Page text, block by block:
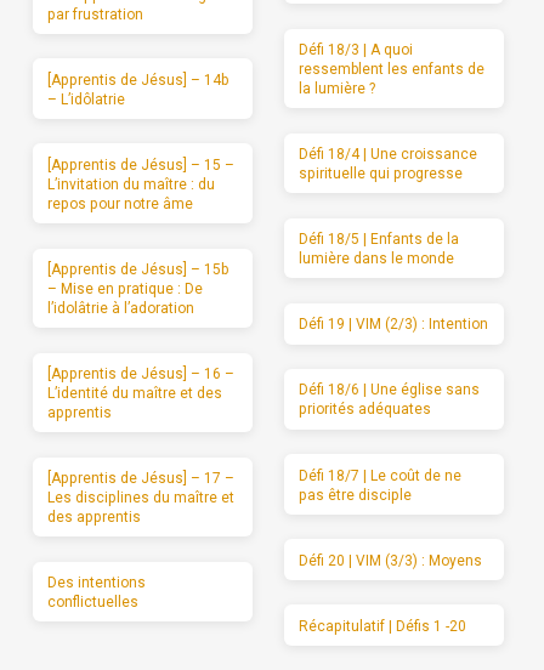
par frustration
[Apprentis de Jésus] – 14b
– L’idôlatrie
[Apprentis de Jésus] – 15 –
L’invitation du maître : du
repos pour notre âme
[Apprentis de Jésus] – 15b
– Mise en pratique : De
l’idolâtrie à l’adoration
[Apprentis de Jésus] – 16 –
L’identité du maître et des
apprentis
[Apprentis de Jésus] – 17 –
Les disciplines du maître et
des apprentis
Des intentions
conflictuelles
Défi 18/3 | A quoi
ressemblent les enfants de
la lumière ?
Défi 18/4 | Une croissance
spirituelle qui progresse
Défi 18/5 | Enfants de la
lumière dans le monde
Défi 19 | VIM (2/3) : Intention
Défi 18/6 | Une église sans
priorités adéquates
Défi 18/7 | Le coût de ne
pas être disciple
Défi 20 | VIM (3/3) : Moyens
Récapitulatif | Défis 1 -20